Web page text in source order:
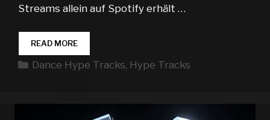
Streams allein auf Spotify erhält …
READ MOREDANCE
HYPE
TRACKS
Kategorien
Dance Hype Tracks, Hype Tracks